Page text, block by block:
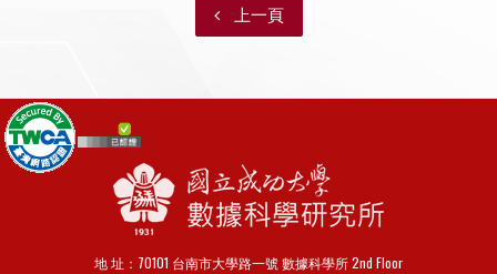
上一頁
地 址：70101 台南市大學路一號 數據科學所 2nd Floor